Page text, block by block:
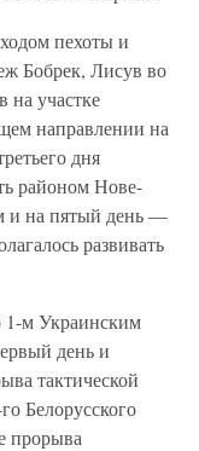
пехоты и
Бобрек, Лисув во
на участке
направлении на
дня
районом Нове-
и на пятый день —
развивать
1-м Украинским
день и
тактической
Белорусского
прорыва